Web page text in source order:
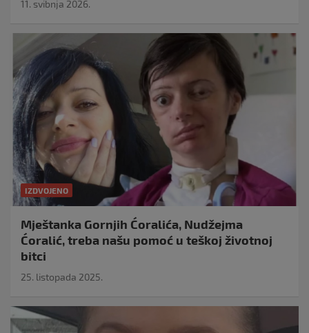
11. svibnja 2026.
IZDVOJENO
Mještanka Gornjih Ćoralića, Nudžejma
Ćoralić, treba našu pomoć u teškoj životnoj
bitci
25. listopada 2025.